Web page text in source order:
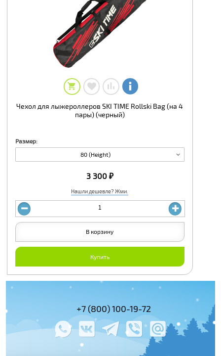
Чехол для лыжероллеров SKI TIME Rollski Bag (на 4
пары) (черный)
Размер:
80 (Height)
Нашли дешевле? Жми.
3 300 ₽
Купить
В корзину
+7 (495)
+7 (800) 100-19-72
978-61-54